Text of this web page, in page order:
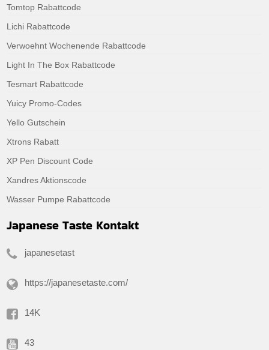
Tomtop Rabattcode
Lichi Rabattcode
Verwoehnt Wochenende Rabattcode
Light In The Box Rabattcode
Tesmart Rabattcode
Yuicy Promo-Codes
Yello Gutschein
Xtrons Rabatt
XP Pen Discount Code
Xandres Aktionscode
Wasser Pumpe Rabattcode
Japanese Taste Kontakt
japanesetast
https://japanesetaste.com/
14K
43